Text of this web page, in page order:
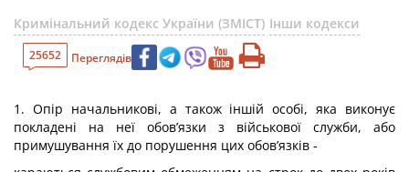
Кримінальний кодекс України (ЗМІСТ) Інши кодекси
25652 Переглядів
1. Опір начальникові, а також іншій особі, яка виконує
покладені на неї обов’язки з військової служби, або
примушування їх до порушення цих обов’язків -